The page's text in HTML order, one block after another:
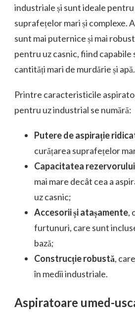
industriale și sunt ideale
suprafețelor mari și complexe.
sunt mai puternice și mai
pentru uz casnic, fiind capabile
cantități mari de murdărie și apă.
Printre caracteristicile
pentru uz industrial se numără:
Putere de aspirație
curățarea suprafețelor
Capacitatea rezervorului
mai mare decât cea a
uz casnic;
Accesorii și atașamente,
furtunuri, care sunt
bază;
Construcție robustă,
în medii industriale.
Aspiratoare umed-